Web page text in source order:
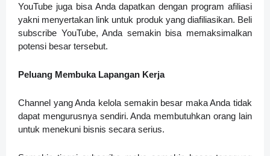
YouTube juga bisa Anda dapatkan dengan program afiliasi
yakni menyertakan link untuk produk yang diafiliasikan. Beli
subscribe YouTube, Anda semakin bisa memaksimalkan
potensi besar tersebut.
Peluang Membuka Lapangan Kerja
Channel yang Anda kelola semakin besar maka Anda tidak
dapat mengurusnya sendiri. Anda membutuhkan orang lain
untuk menekuni bisnis secara serius.